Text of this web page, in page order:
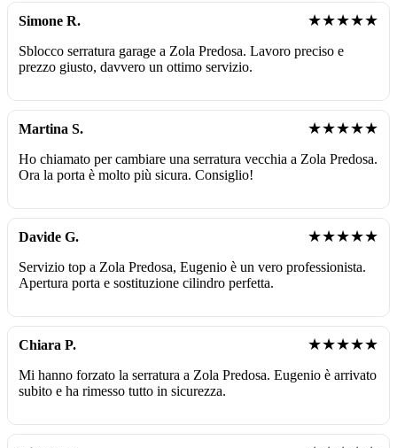
Simone R. ★★★★★
Sblocco serratura garage a Zola Predosa. Lavoro preciso e
prezzo giusto, davvero un ottimo servizio.
Martina S. ★★★★★
Ho chiamato per cambiare una serratura vecchia a Zola Predosa.
Ora la porta è molto più sicura. Consiglio!
Davide G. ★★★★★
Servizio top a Zola Predosa, Eugenio è un vero professionista.
Apertura porta e sostituzione cilindro perfetta.
Chiara P. ★★★★★
Mi hanno forzato la serratura a Zola Predosa. Eugenio è arrivato
subito e ha rimesso tutto in sicurezza.